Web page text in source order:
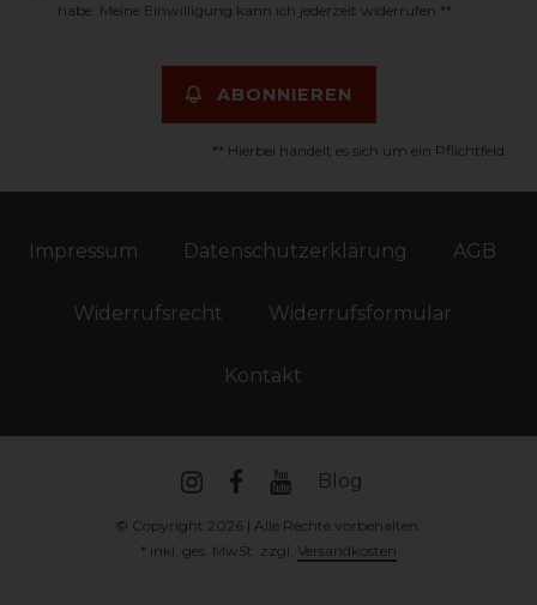
habe. Meine Einwilligung kann ich jederzeit widerrufen.**
ABONNIEREN
** Hierbei handelt es sich um ein Pflichtfeld.
Impressum Daten­schutz­erklärung AGB
Widerrufs­recht Widerrufs­formular
Kontakt
Blog
© Copyright 2026 | Alle Rechte vorbehalten.
* inkl. ges. MwSt. zzgl. Versandkosten